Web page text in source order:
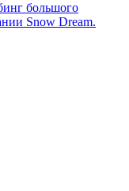
большого
Snow Dream.